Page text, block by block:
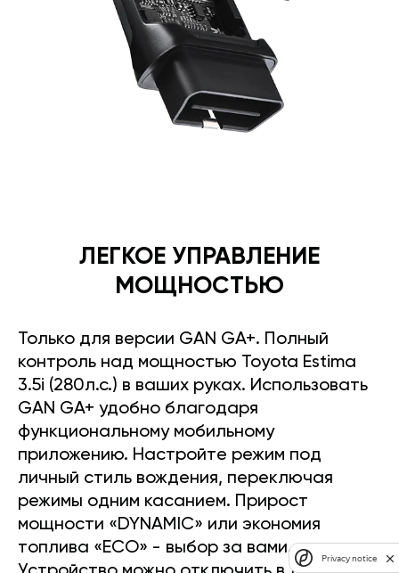
ЛЕГКОЕ УПРАВЛЕНИЕ
МОЩНОСТЬЮ
Только для версии GAN GA+. Полный
контроль над мощностью Toyota Estima
3.5i (280л.с.) в ваших руках. Использовать
GAN GA+ удобно благодаря
функциональному мобильному
приложению. Настройте режим под
личный стиль вождения, переключая
режимы одним касанием. Прирост
мощности «DYNAMIC» или экономия
топлива «ECO» - выбор за вами.
Privacy notice